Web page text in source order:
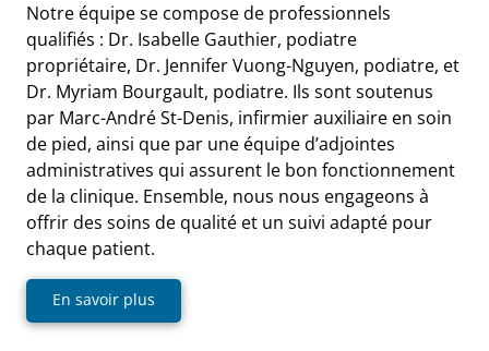
Notre équipe se compose de professionnels
qualifiés : Dr. Isabelle Gauthier, podiatre
propriétaire, Dr. Jennifer Vuong-Nguyen, podiatre, et
Dr. Myriam Bourgault, podiatre. Ils sont soutenus
par Marc-André St-Denis, infirmier auxiliaire en soin
de pied, ainsi que par une équipe d’adjointes
administratives qui assurent le bon fonctionnement
de la clinique. Ensemble, nous nous engageons à
offrir des soins de qualité et un suivi adapté pour
chaque patient.
En savoir plus